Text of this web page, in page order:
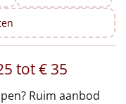
tot € 35
Ruim aanbod